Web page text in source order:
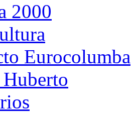
2000
Eurocolumba